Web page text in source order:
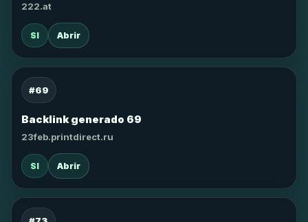
222.at
SI Abrir
#69
Backlink generado 69
23feb.printdirect.ru
SI Abrir